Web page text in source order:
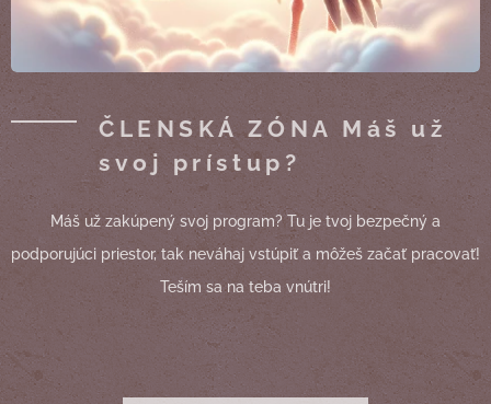
ČLENSKÁ ZÓNA Máš už
svoj prístup?
Máš už zakúpený svoj program? Tu je tvoj bezpečný a
podporujúci priestor, tak neváhaj vstúpiť a môžeš začať pracovať!
Teším sa na teba vnútri!